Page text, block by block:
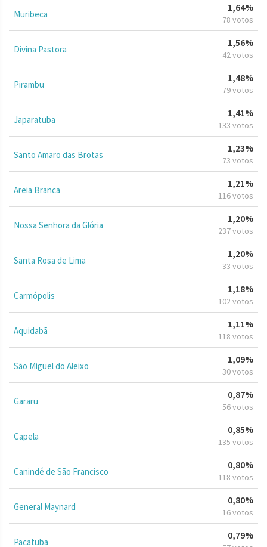
Muribeca
1,64%
78 votos
Divina Pastora
1,56%
42 votos
Pirambu
1,48%
79 votos
Japaratuba
1,41%
133 votos
Santo Amaro das Brotas
1,23%
73 votos
Areia Branca
1,21%
116 votos
Nossa Senhora da Glória
1,20%
237 votos
Santa Rosa de Lima
1,20%
33 votos
Carmópolis
1,18%
102 votos
Aquidabã
1,11%
118 votos
São Miguel do Aleixo
1,09%
30 votos
Gararu
0,87%
56 votos
Capela
0,85%
135 votos
Canindé de São Francisco
0,80%
118 votos
General Maynard
0,80%
16 votos
Pacatuba
0,79%